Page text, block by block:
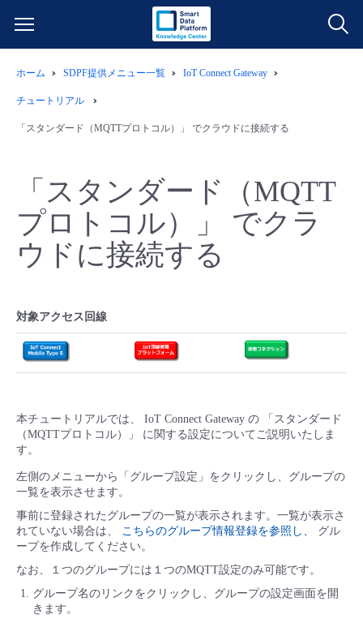
サービス一覧
データ利活用
ネットワーク
IoT
モニタリング/監査
サポート
よくある質問
クラウド/サーバー
ネットワーク
IoT
モニタリング/監査
すべてのメニューを見る
料金情報
料金シミュレーター
データ利活用
クラウド/サーバー
ネットワーク
サポート
すべてのメニューを見る
ご利用開始ガイド
■ 管理機能
- 管理機能
■ セットアップガイド
- 新規お申し込み方法
- 登録情報の管理
- APIリファレンス
ユースケース
- バックアップ
- セキュリティ・監査
- マルチクラウド利用
- リモートワーク
- ITインフラストラクチャー
故障/メンテナンス情報
サービス稼働状況
定期メンテナンス
販売パートナー向けプログラム
協業パートナー
脱炭素化
ホーム SDPF提供メニュー一覧 IoT Connect Gateway
チュートリアル
「スタンダード（MQTTプロトコル）」 でクラウドに接続する
「スタンダード（MQTT
プロトコル）」 でクラ
ウドに接続する
対象アクセス回線
本チュートリアルでは、 IoT Connect Gateway の 「スタンダード
（MQTTプロトコル）」 に関する設定についてご説明いたしま
す。
左側のメニューから「グループ設定」をクリックし、グループの
一覧を表示させます。
事前に登録されたグループの一覧が表示されます。一覧が表示さ
れていない場合は、 こちらのグループ情報登録を参照し、
グル
ープを作成してください。
なお、１つのグループには１つのMQTT設定のみ可能です。
グループ名のリンクをクリックし、グループの設定画面を開
きます。